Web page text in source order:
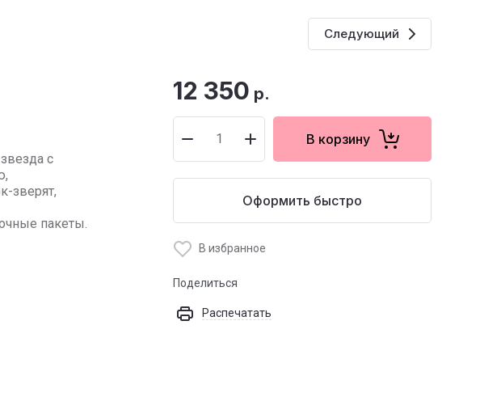
Следующий
с
зверят,
пакеты.
12 350 р.
В корзину
Оформить быстро
В избранное
Поделиться
Распечатать